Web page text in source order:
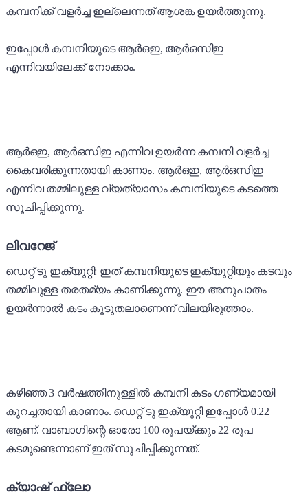
കമ്പനിക്ക് വളർച്ച ഇല്ലെന്നത് ആശങ്ക ഉയർത്തുന്നു.
ഇപ്പോൾ കമ്പനിയുടെ ആർഒഇ, ആർഒസിഇ
എന്നിവയിലേക്ക് നോക്കാം.
ആർഒഇ, ആർഒസിഇ എന്നിവ ഉയർന്ന കമ്പനി വളർച്ച
കെെവരിക്കുന്നതായി കാണാം. ആർഒഇ, ആർഒസിഇ
എന്നിവ തമ്മിലുള്ള വ്യത്യാസം കമ്പനിയുടെ കടത്തെ
സൂചിപ്പിക്കുന്നു.
ലിവറേജ്
ഡെറ്റ് ടു ഇക്യുറ്റി: ഇത് കമ്പനിയുടെ ഇക്യുറ്റിയും കടവും
തമ്മിലുള്ള തരതമ്യം കാണിക്കുന്നു. ഈ അനുപാതം
ഉയർന്നാൽ കടം കൂടുതലാണെന്ന് വിലയിരുത്താം.
കഴിഞ്ഞ 3 വർഷത്തിനുള്ളിൽ കമ്പനി കടം ഗണ്യമായി
കുറച്ചതായി കാണാം. ഡെറ്റ് ടു ഇക്യുറ്റി ഇപ്പോൾ 0.22
ആണ്. വാബാഗിന്റെ ഓരോ 100 രൂപയ്ക്കും 22 രൂപ
കടമുണ്ടെന്നാണ് ഇത് സൂചിപ്പിക്കുന്നത്.
ക്യാഷ് ഫ്ലോ